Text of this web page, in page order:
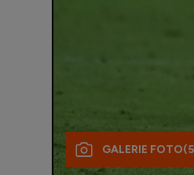
GALERIE FOTO